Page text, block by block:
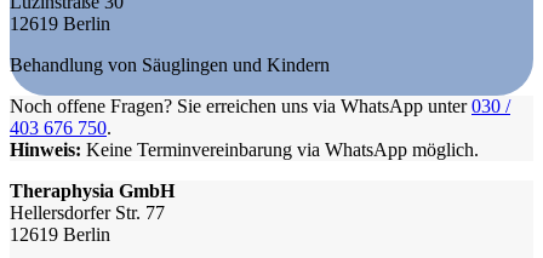
12619 Berlin
Behandlung von Säuglingen und Kindern
Noch offene Fragen? Sie erreichen uns via WhatsApp unter030 /
403 676 750.
Hinweis: Keine Terminvereinbarung via WhatsApp möglich.
Theraphysia GmbH
Hellersdorfer Str. 77
12619 Berlin